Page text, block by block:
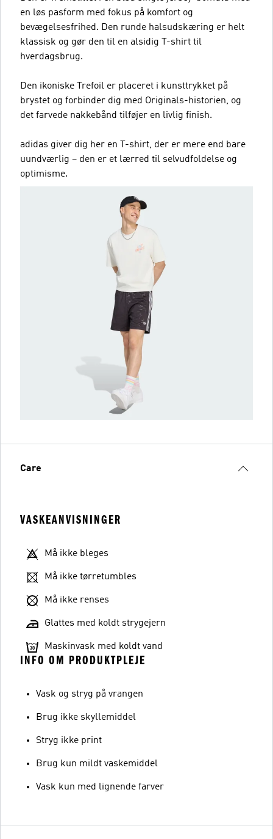
en løs pasform med fokus på komfort og
bevægelsesfrihed. Den runde halsudskæring er helt
klassisk og gør den til en alsidig T-shirt til
hverdagsbrug.
Den ikoniske Trefoil er placeret i kunsttrykket på
brystet og forbinder dig med Originals-historien, og
det farvede nakkebånd tilføjer en livlig finish.
adidas giver dig her en T-shirt, der er mere end bare
uundværlig – den er et lærred til selvudfoldelse og
optimisme.
Care
VASKEANVISNINGER
Må ikke bleges
Må ikke tørretumbles
Må ikke renses
Glattes med koldt strygejern
Maskinvask med koldt vand
INFO OM PRODUKTPLEJE
Vask og stryg på vrangen
Brug ikke skyllemiddel
Stryg ikke print
Brug kun mildt vaskemiddel
Vask kun med lignende farver